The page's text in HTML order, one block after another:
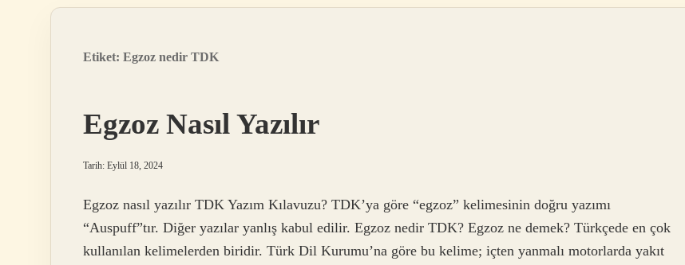
Etiket: Egzoz nedir TDK
Egzoz Nasıl Yazılır
Tarih: Eylül 18, 2024
Egzoz nasıl yazılır TDK Yazım Kılavuzu? TDK’ya göre “egzoz” kelimesinin doğru yazımı
“Auspuff”tır. Diğer yazılar yanlış kabul edilir. Egzoz nedir TDK? Egzoz ne demek? Türkçede en çok
kullanılan kelimelerden biridir. Türk Dil Kurumu’na göre bu kelime; içten yanmalı motorlarda yakıt